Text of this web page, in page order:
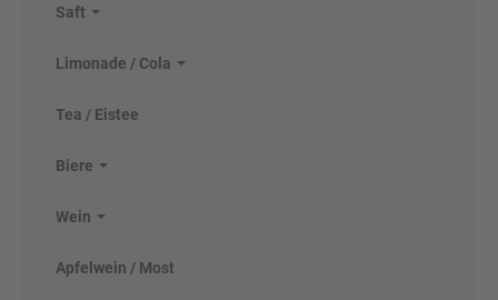
Saft
Limonade / Cola
Tea / Eistee
Biere
Wein
Apfelwein / Most